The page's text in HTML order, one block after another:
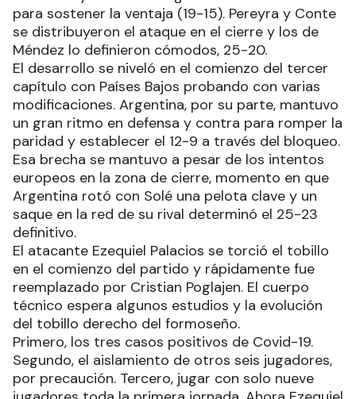
para sostener la ventaja (19-15). Pereyra y Conte
se distribuyeron el ataque en el cierre y los de
Méndez lo definieron cómodos, 25-20.
El desarrollo se niveló en el comienzo del tercer
capítulo con Países Bajos probando con varias
modificaciones. Argentina, por su parte, mantuvo
un gran ritmo en defensa y contra para romper la
paridad y establecer el 12-9 a través del bloqueo.
Esa brecha se mantuvo a pesar de los intentos
europeos en la zona de cierre, momento en que
Argentina rotó con Solé una pelota clave y un
saque en la red de su rival determinó el 25-23
definitivo.
El atacante Ezequiel Palacios se torció el tobillo
en el comienzo del partido y rápidamente fue
reemplazado por Cristian Poglajen. El cuerpo
técnico espera algunos estudios y la evolución
del tobillo derecho del formoseño.
Primero, los tres casos positivos de Covid-19.
Segundo, el aislamiento de otros seis jugadores,
por precaución. Tercero, jugar con solo nueve